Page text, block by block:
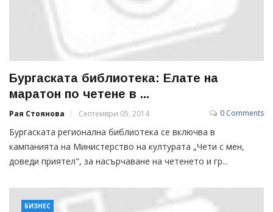
Бургаската библиотека: Елате на
маратон по четене в ...
Рая Стоянова Септември 05, 2014 0 Comments
Бургаската регионална библиотека се включва в
кампанията на Министерство на културата „Чети с мен,
доведи приятел", за насърчаване на четенето и гр...
БИЗНЕС